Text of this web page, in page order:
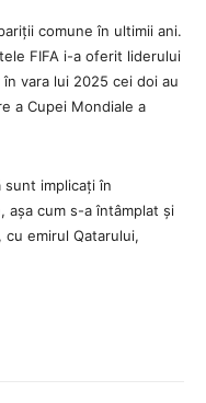
comune în ultimii ani.
FIFA i-a oferit liderului
vara lui 2025 cei doi au
a Cupei Mondiale a
sunt implicați în
așa cum s-a întâmplat și
cu emirul Qatarului,